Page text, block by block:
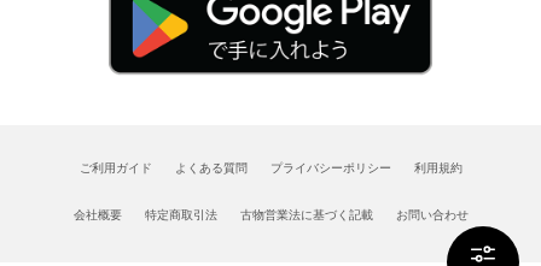
ご利用ガイド よくある質問 プライバシーポリシー 利用規約
会社概要 特定商取引法 古物営業法に基づく記載 お問い合わせ